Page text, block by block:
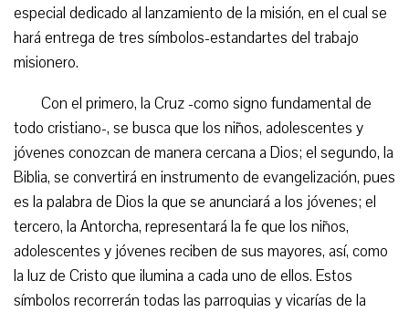
especial dedicado al lanzamiento de la misión, en el cual se
hará entrega de tres símbolos-estandartes del trabajo
misionero.
Con el primero, la Cruz -como signo fundamental de
todo cristiano-, se busca que los niños, adolescentes y
jóvenes conozcan de manera cercana a Dios; el segundo, la
Biblia, se convertirá en instrumento de evangelización, pues
es la palabra de Dios la que se anunciará a los jóvenes; el
tercero, la Antorcha, representará la fe que los niños,
adolescentes y jóvenes reciben de sus mayores, así, como
la luz de Cristo que ilumina a cada uno de ellos. Estos
símbolos recorrerán todas las parroquias y vicarías de la